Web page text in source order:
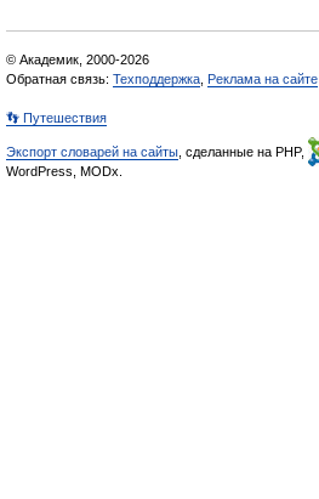
© Академик, 2000-2026
Обратная связь: Техподдержка Реклама на сайте
👣 Путешествия
Экспорт словарей на сайты , сделанные на PHP,
WordPress, MODx.